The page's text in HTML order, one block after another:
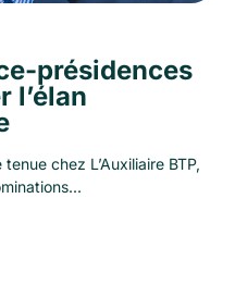
présidences
l’élan
chez L’Auxiliaire BTP,